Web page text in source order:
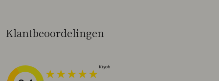
Klantbeoordelingen